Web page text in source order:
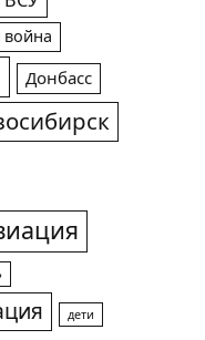
война
Донбасс
дети